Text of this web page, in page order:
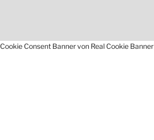
Cookie Consent Banner von Real Cookie Banner